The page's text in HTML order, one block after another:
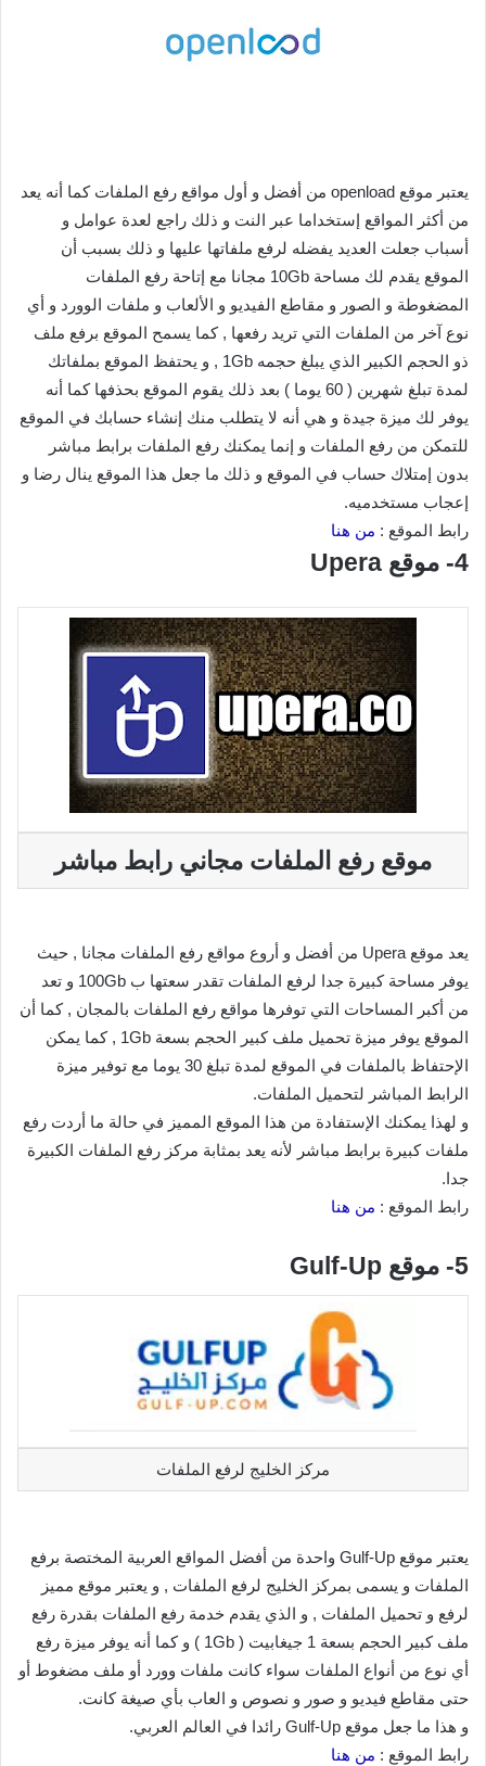
يعتبر موقع openload من أفضل و أول مواقع رفع الملفات كما أنه يعد
من أكثر المواقع إستخداما عبر النت و ذلك راجع لعدة عوامل و
أسباب جعلت العديد يفضله لرفع ملفاتها عليها و ذلك بسبب أن
الموقع يقدم لك مساحة 10Gb مجانا مع إتاحة رفع الملفات
المضغوطة و الصور و مقاطع الفيديو و الألعاب و ملفات الوورد و أي
نوع آخر من الملفات التي تريد رفعها , كما يسمح الموقع برفع ملف
ذو الحجم الكبير الذي يبلغ حجمه 1Gb , و يحتفظ الموقع بملفاتك
لمدة تبلغ شهرين ( 60 يوما ) بعد ذلك يقوم الموقع بحذفها كما أنه
يوفر لك ميزة جيدة و هي أنه لا يتطلب منك إنشاء حسابك في الموقع
للتمكن من رفع الملفات و إنما يمكنك رفع الملفات برابط مباشر
بدون إمتلاك حساب في الموقع و ذلك ما جعل هذا الموقع ينال رضا و
إعجاب مستخدميه.
رابط الموقع : من هنا
4- موقع Upera
موقع رفع الملفات مجاني رابط مباشر
يعد موقع Upera من أفضل و أروع مواقع رفع الملفات مجانا , حيث
يوفر مساحة كبيرة جدا لرفع الملفات تقدر سعتها ب 100Gb و تعد
من أكبر المساحات التي توفرها مواقع رفع الملفات بالمجان , كما أن
الموقع يوفر ميزة تحميل ملف كبير الحجم بسعة 1Gb , كما يمكن
الإحتفاظ بالملفات في الموقع لمدة تبلغ 30 يوما مع توفير ميزة
الرابط المباشر لتحميل الملفات.
و لهذا يمكنك الإستفادة من هذا الموقع المميز في حالة ما أردت رفع
ملفات كبيرة برابط مباشر لأنه يعد بمثابة مركز رفع الملفات الكبيرة
جدا.
رابط الموقع : من هنا
5- موقع Gulf-Up
مركز الخليج لرفع الملفات
يعتبر موقع Gulf-Up واحدة من أفضل المواقع العربية المختصة برفع
الملفات و يسمى بمركز الخليج لرفع الملفات , و يعتبر موقع مميز
لرفع و تحميل الملفات , و الذي يقدم خدمة رفع الملفات بقدرة رفع
ملف كبير الحجم بسعة 1 جيغابيت ( 1Gb ) و كما أنه يوفر ميزة رفع
أي نوع من أنواع الملفات سواء كانت ملفات وورد أو ملف مضغوط أو
حتى مقاطع فيديو و صور و نصوص و العاب بأي صيغة كانت.
و هذا ما جعل موقع Gulf-Up رائدا في العالم العربي.
رابط الموقع : من هنا